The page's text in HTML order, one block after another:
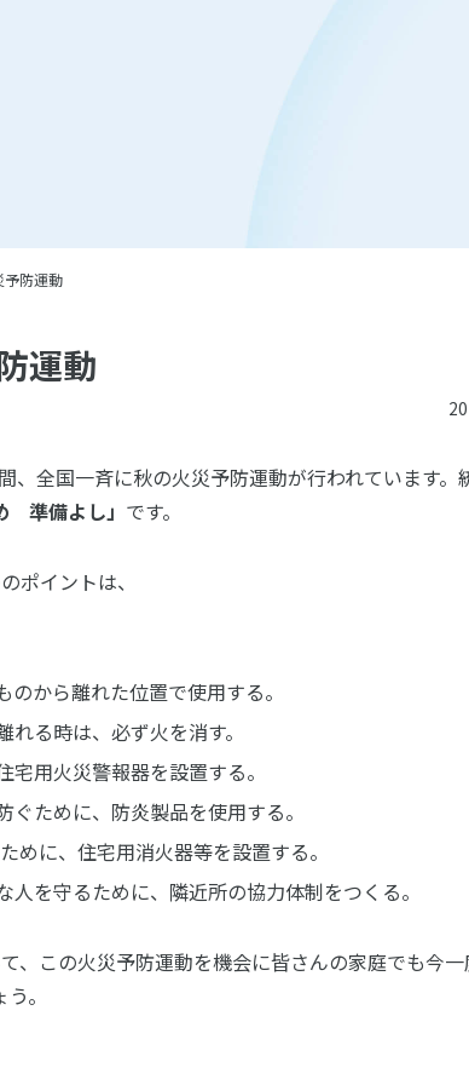
予防運動
運動
、全国一斉に秋の火災予防運動が行われています。
準備よし」 です。
ポイントは、
から離れた位置で使用する。
る時は、必ず火を消す。
用火災警報器を設置する。
ために、防炎製品を使用する。
めに、住宅用消火器等を設置する。
人を守るために、隣近所の協力体制をつくる。
、この火災予防運動を機会に皆さんの家庭でも今
。